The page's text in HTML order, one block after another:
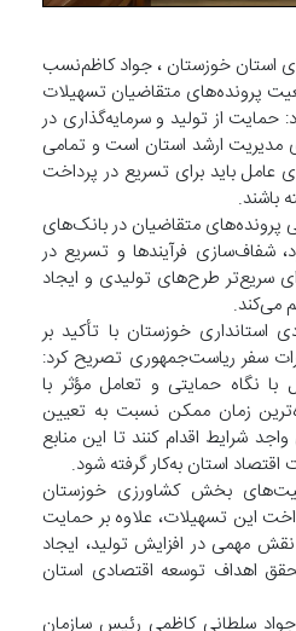
استان خوزستان ، جواد کاظم‌نسب
پرونده‌های متقاضیان تسهیلات
حمایت از تولید و سرمایه‌گذاری در
ارشد استان است و تمامی
عامل باید برای تسریع در پرداخت
باشند.
پرونده‌های متقاضیان در بانک‌های
شفاف‌سازی فرآیند‌ها و تسریع در
سریع‌تر طرح‌های تولیدی و ایجاد
می‌کند.
استانداری خوزستان با تأکید بر
سفر ریاست‌جمهوری تصریح کرد:
با نگاه حمایتی و تعامل مؤثر با
زمان ممکن نسبت به تعیین
شرایط اقدام کنند تا این منابع
استان به‌کار گرفته شود.
بخش کشاورزی خوزستان
این تسهیلات، علاوه بر حمایت
نقش مهمی در افزایش تولید، ایجاد
اهداف توسعه اقتصادی استان
سلطانی کاظمی رئیس سازمان